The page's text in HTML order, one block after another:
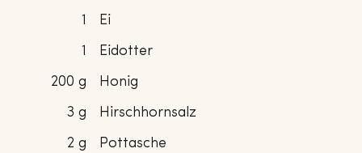
1
Ei
1
Eidotter
200 g
Honig
3 g
Hirschhornsalz
2 g
Pottasche